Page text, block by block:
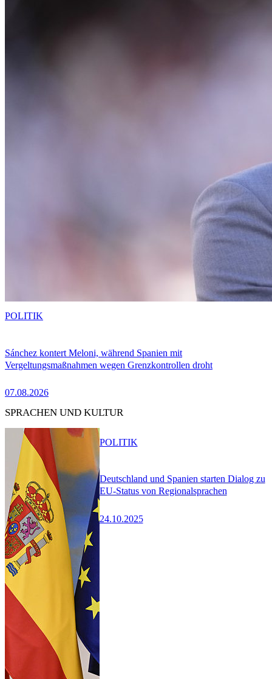
Sánchez kontert Meloni, während Spanien mit
Vergeltungsmaßnahmen wegen Grenzkontrollen droht
07.08.2026
POLITIK
SPRACHEN UND KULTUR
Deutschland und Spanien starten Dialog zu
EU-Status von Regionalsprachen
24.10.2025
POLITIK